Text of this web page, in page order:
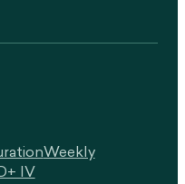
Weekly
IV